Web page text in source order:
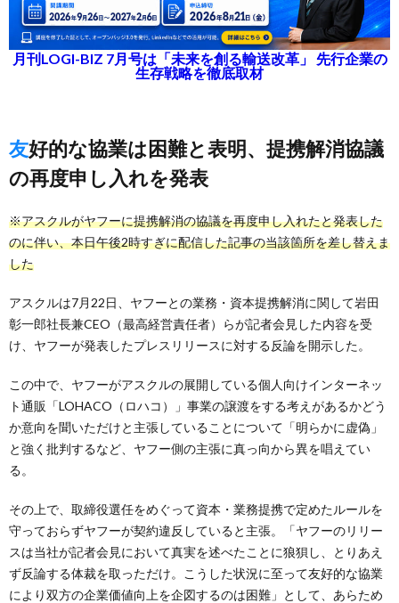
月刊LOGI-BIZ 7月号は「未来を創る輸送改革」 先行企業の
生存戦略を徹底取材
友好的な協業は困難と表明、提携解消協議
の再度申し入れを発表
※アスクルがヤフーに提携解消の協議を再度申し入れたと発表した
のに伴い、本日午後2時すぎに配信した記事の当該箇所を差し替えま
した
アスクルは7月22日、ヤフーとの業務・資本提携解消に関して岩田
彰一郎社長兼CEO（最高経営責任者）らが記者会見した内容を受
け、ヤフーが発表したプレスリリースに対する反論を開示した。
この中で、ヤフーがアスクルの展開している個人向けインターネッ
ト通販「LOHACO（ロハコ）」事業の譲渡をする考えがあるかどう
か意向を聞いただけと主張していることについて「明らかに虚偽」
と強く批判するなど、ヤフー側の主張に真っ向から異を唱えてい
る。
その上で、取締役選任をめぐって資本・業務提携で定めたルールを
守っておらずヤフーが契約違反していると主張。「ヤフーのリリー
スは当社が記者会見において真実を述べたことに狼狽し、とりあえ
ず反論する体裁を取っただけ。こうした状況に至って友好的な協業
により双方の企業価値向上を企図するのは困難」として、あらため